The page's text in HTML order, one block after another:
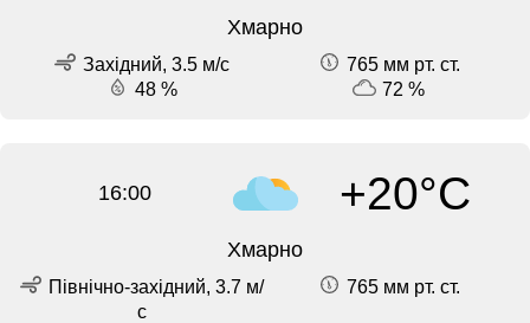
Хмарно
Західний, 3.5 м/с
765 мм рт. ст.
48 %
72 %
16:00 +20°C
Хмарно
Північно-західний, 3.7 м/
с
765 мм рт. ст.